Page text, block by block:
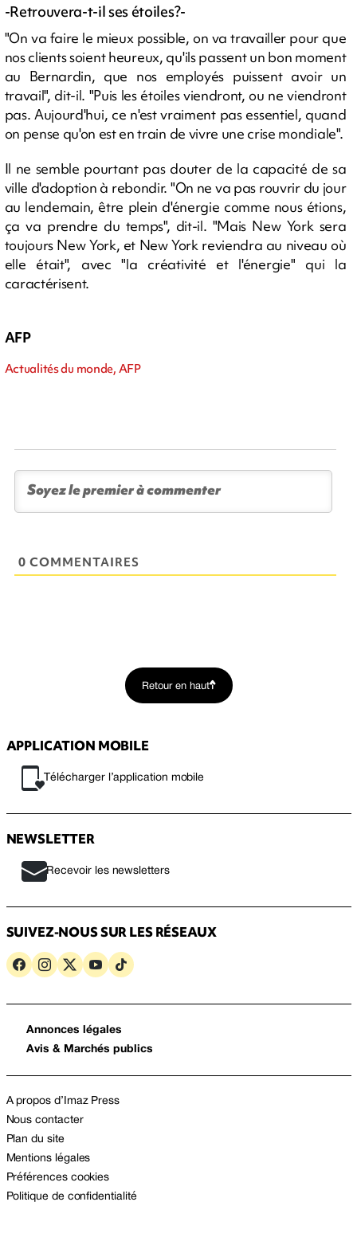
-Retrouvera-t-il ses étoiles?-
"On va faire le mieux possible, on va travailler pour que
nos clients soient heureux, qu'ils passent un bon moment
au Bernardin, que nos employés puissent avoir un
travail", dit-il. "Puis les étoiles viendront, ou ne viendront
pas. Aujourd'hui, ce n'est vraiment pas essentiel, quand
on pense qu'on est en train de vivre une crise mondiale".
Il ne semble pourtant pas douter de la capacité de sa
ville d'adoption à rebondir. "On ne va pas rouvrir du jour
au lendemain, être plein d'énergie comme nous étions,
ça va prendre du temps", dit-il. "Mais New York sera
toujours New York, et New York reviendra au niveau où
elle était", avec "la créativité et l'énergie" qui la
caractérisent.
AFP
Actualités du monde, AFP
0 COMMENTAIRES
Retour en haut
APPLICATION MOBILE
Télécharger l’application mobile
NEWSLETTER
Recevoir les newsletters
SUIVEZ-NOUS SUR LES RÉSEAUX
Annonces légales
Avis & Marchés publics
A propos d’Imaz Press
Nous contacter
Plan du site
Mentions légales
Préférences cookies
Politique de confidentialité